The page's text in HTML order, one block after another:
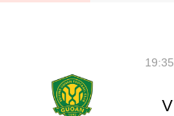
19:35
V